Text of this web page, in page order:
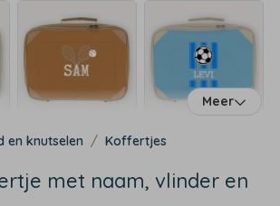
Meer
en knutselen Koffertjes
met naam, vlinder en